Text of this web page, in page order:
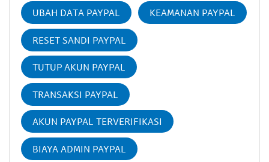
UBAH DATA PAYPAL KEAMANAN PAYPAL
RESET SANDI PAYPAL
TUTUP AKUN PAYPAL
TRANSAKSI PAYPAL
AKUN PAYPAL TERVERIFIKASI
BIAYA ADMIN PAYPAL